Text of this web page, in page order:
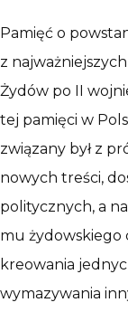
Pamięć o
z
Żydów po II
tej pamięci w
związany był z
nowych treści,
politycznych, a
mu żydowskiego
kreowania
wymazywania